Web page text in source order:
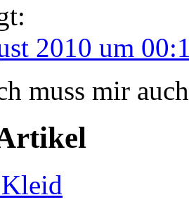
2010 um
muss mir